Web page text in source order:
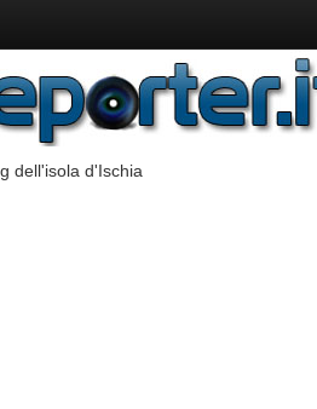
dell'isola d'Ischia